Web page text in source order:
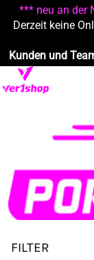
*** neu an der
Derzeit keine
Kunden und
FILTER
Standard
Preis: höchster
Erstelldatum